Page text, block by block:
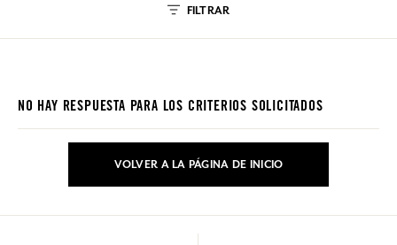
FILTRAR
NO HAY RESPUESTA PARA LOS CRITERIOS SOLICITADOS
VOLVER A LA PÁGINA DE INICIO